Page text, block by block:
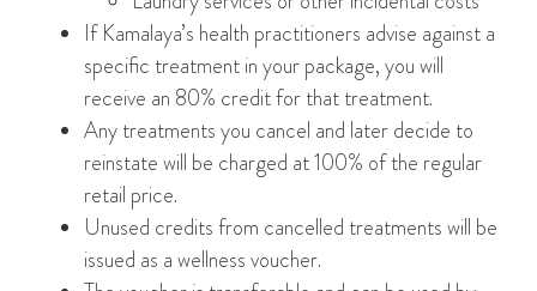
If Kamalaya’s health practitioners advise against a
specific treatment in your package, you will
receive an 80% credit for that treatment.
Any treatments you cancel and later decide to
reinstate will be charged at 100% of the regular
retail price.
Unused credits from cancelled treatments will be
issued as a wellness voucher.